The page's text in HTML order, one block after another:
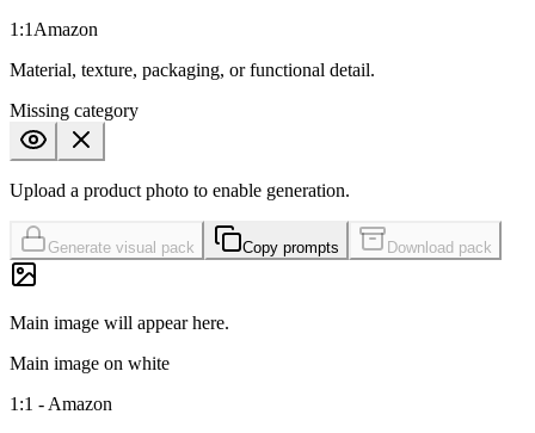
1:1 Amazon
Material, texture, packaging, or functional detail.
Missing category
Upload a product photo to enable generation.
Generate visual pack Copy prompts Download pack
Main image will appear here.
Main image on white
1:1 - Amazon